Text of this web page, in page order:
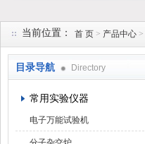
当前位置： 首 页 > 产品中心 >
目录导航 Directory
常用实验仪器
电子万能试验机